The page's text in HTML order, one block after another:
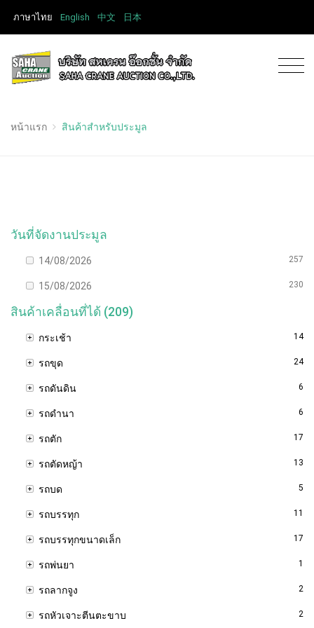
ภาษาไทย English 中文 日本
หน้าแรก สินค้าสำหรับประมูล
วันที่จัดงานประมูล
14/08/2026 257
15/08/2026 230
สินค้าเคลื่อนที่ได้ (209)
กระเช้า 14
รถขุด 24
รถดันดิน 6
รถดำนา 6
รถตัก 17
รถตัดหญ้า 13
รถบด 5
รถบรรทุก 11
รถบรรทุกขนาดเล็ก 17
รถพ่นยา 1
รถลากจูง 2
รถหัวเจาะตีนตะขาบ 2